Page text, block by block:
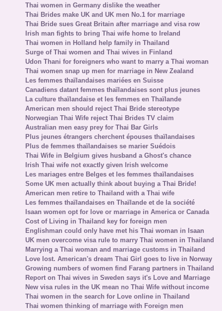
Thai women in Germany dislike the weather
Thai Brides make UK and UK men No.1 for marriage
Thai Bride sues Great Britain after marriage and visa row
Irish man fights to bring Thai wife home to Ireland
Thai women in Holland help family in Thailand
Surge of Thai women and Thai wives in Finland
Udon Thani for foreigners who want to marry a Thai woman
Thai women snap up men for marriage in New Zealand
Les femmes thaïlandaises mariées en Suisse
Canadiens datant femmes thaïlandaises sont plus jeunes
La culture thaïlandaise et les femmes en Thaïlande
American men should reject Thai Bride stereotype
Norwegian Thai Wife reject Thai Brides TV claim
Australian men easy prey for Thai Bar Girls
Plus jeunes étrangers cherchent épouses thaïlandaises
Plus de femmes thaïlandaises se marier Suédois
Thai Wife in Belgium gives husband a Ghost's chance
Irish Thai wife not exactly given Irish welcome
Les mariages entre Belges et les femmes thaïlandaises
Some UK men actually think about buying a Thai Bride!
American men retire to Thailand with a Thai wife
Les femmes thaïlandaises en Thaïlande et de la société
Isaan women opt for love or marriage in America or Canada
Cost of Living in Thailand key for foreign men
Englishman could only have met his Thai woman in Isaan
UK men overcome visa rule to marry Thai women in Thailand
Marrying a Thai woman and marriage customs in Thailand
Love lost. American's dream Thai Girl goes to live in Norway
Growing numbers of women find Farang partners in Thailand
Report on Thai wives in Sweden says it's Love and Marriage
New visa rules in the UK mean no Thai Wife without income
Thai women in the search for Love online in Thailand
Thai women thinking of marriage with Foreign men